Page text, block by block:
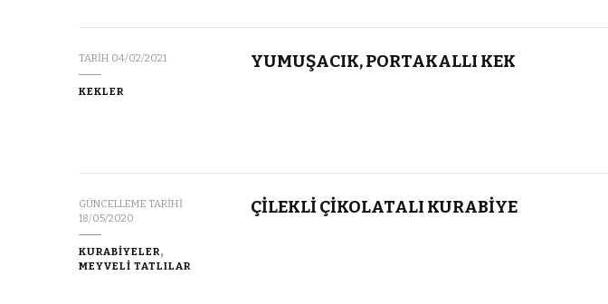
TARIH 04/02/2021
KEKLER
YUMUŞACIK, PORTAKALLI KEK
GÜNCELLEME TARIHI
18/05/2020
KURABİYELER
MEYVELİ TATLILAR
ÇİLEKLİ ÇİKOLATALI KURABİYE